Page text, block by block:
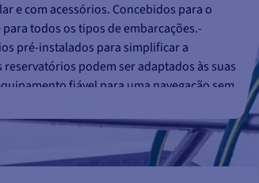
e com acessórios. Concebidos para o
todos os tipos de embarcações.-
pré-instalados para simplificar a
podem ser adaptados às suas
fiável para uma navegação sem